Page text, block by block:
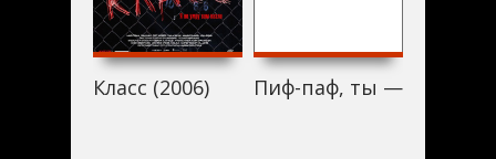
Класс (2006) Пиф-паф, ты — мертв